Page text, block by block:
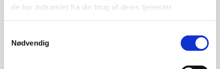
de har indsamlet fra din brug af deres tjenester.
Nødvendig
I de seneste år er fysikerne blevet i stand til at
årtier siden blev betragtet som ren science fiction.